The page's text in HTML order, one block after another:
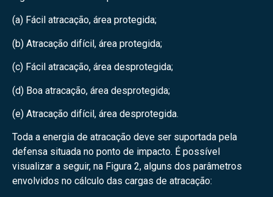
(a) Fácil atracação, área protegida;
(b) Atracação difícil, área protegida;
(c) Fácil atracação, área desprotegida;
(d) Boa atracação, área desprotegida;
(e) Atracação difícil, área desprotegida.
Toda a energia de atracação deve ser suportada pela
defensa situada no ponto de impacto. É possível
visualizar a seguir, na Figura 2, alguns dos parâmetros
envolvidos no cálculo das cargas de atracação: